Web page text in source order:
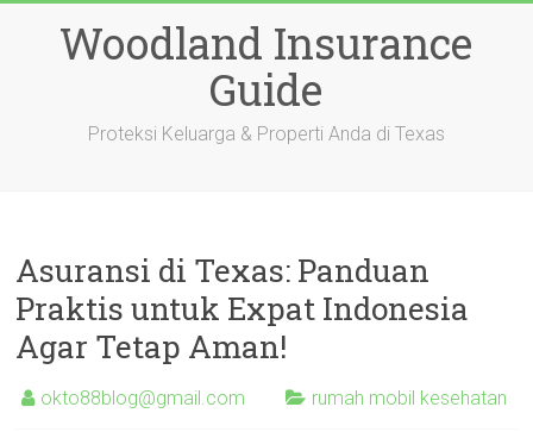
Woodland Insurance
Guide
Proteksi Keluarga & Properti Anda di Texas
Asuransi di Texas: Panduan
Praktis untuk Expat Indonesia
Agar Tetap Aman!
okto88blog@gmail.com rumah mobil kesehatan